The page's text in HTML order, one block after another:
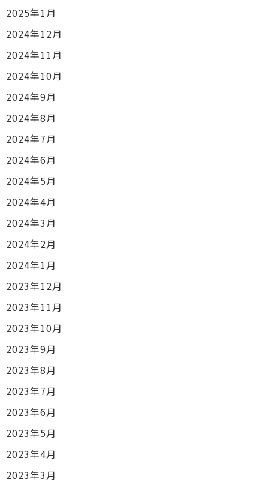
2025年1月
2024年12月
2024年11月
2024年10月
2024年9月
2024年8月
2024年7月
2024年6月
2024年5月
2024年4月
2024年3月
2024年2月
2024年1月
2023年12月
2023年11月
2023年10月
2023年9月
2023年8月
2023年7月
2023年6月
2023年5月
2023年4月
2023年3月